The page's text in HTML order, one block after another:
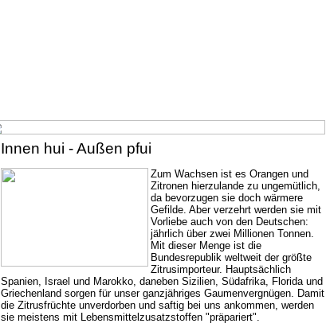
Innen hui - Außen pfui
Zum Wachsen ist es Orangen und
Zitronen hierzulande zu ungemütlich,
da bevorzugen sie doch wärmere
Gefilde. Aber verzehrt werden sie mit
Vorliebe auch von den Deutschen:
jährlich über zwei Millionen Tonnen.
Mit dieser Menge ist die
Bundesrepublik weltweit der größte
Zitrusimporteur. Hauptsächlich
Spanien, Israel und Marokko, daneben Sizilien, Südafrika, Florida und
Griechenland sorgen für unser ganzjähriges Gaumenvergnügen. Damit
die Zitrusfrüchte unverdorben und saftig bei uns ankommen, werden
sie meistens mit Lebensmittelzusatzstoffen "präpariert".